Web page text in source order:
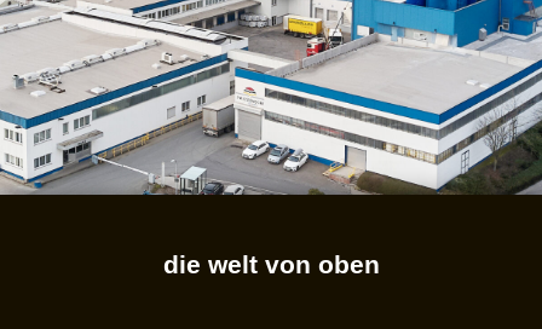
die welt von oben